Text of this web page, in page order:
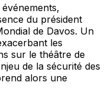
du président
de Davos. Un
les
sur le théâtre de
de la sécurité des
alors une